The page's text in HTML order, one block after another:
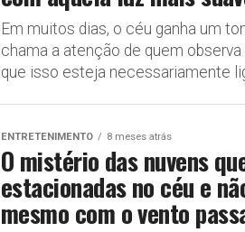
Em muitos dias, o céu ganha um
chama a atenção de quem
que isso esteja necessariamente
ENTRETENIMENTO 8 meses atrás
O mistério das nuvens
estacionadas no céu e
mesmo com o vento